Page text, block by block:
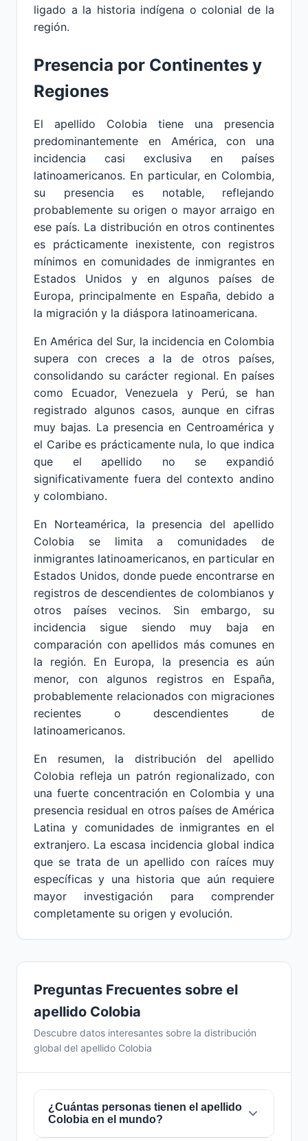
ligado a la historia indígena o colonial de la
región.
Presencia por Continentes y
Regiones
El apellido Colobia tiene una presencia
predominantemente en América, con una
incidencia casi exclusiva en países
latinoamericanos. En particular, en Colombia,
su presencia es notable, reflejando
probablemente su origen o mayor arraigo en
ese país. La distribución en otros continentes
es prácticamente inexistente, con registros
mínimos en comunidades de inmigrantes en
Estados Unidos y en algunos países de
Europa, principalmente en España, debido a
la migración y la diáspora latinoamericana.
En América del Sur, la incidencia en Colombia
supera con creces a la de otros países,
consolidando su carácter regional. En países
como Ecuador, Venezuela y Perú, se han
registrado algunos casos, aunque en cifras
muy bajas. La presencia en Centroamérica y
el Caribe es prácticamente nula, lo que indica
que el apellido no se expandió
significativamente fuera del contexto andino
y colombiano.
En Norteamérica, la presencia del apellido
Colobia se limita a comunidades de
inmigrantes latinoamericanos, en particular en
Estados Unidos, donde puede encontrarse en
registros de descendientes de colombianos y
otros países vecinos. Sin embargo, su
incidencia sigue siendo muy baja en
comparación con apellidos más comunes en
la región. En Europa, la presencia es aún
menor, con algunos registros en España,
probablemente relacionados con migraciones
recientes o descendientes de
latinoamericanos.
En resumen, la distribución del apellido
Colobia refleja un patrón regionalizado, con
una fuerte concentración en Colombia y una
presencia residual en otros países de América
Latina y comunidades de inmigrantes en el
extranjero. La escasa incidencia global indica
que se trata de un apellido con raíces muy
específicas y una historia que aún requiere
mayor investigación para comprender
completamente su origen y evolución.
Preguntas Frecuentes sobre el
apellido Colobia
Descubre datos interesantes sobre la distribución
global del apellido Colobia
¿Cuántas personas tienen el apellido
Colobia en el mundo?